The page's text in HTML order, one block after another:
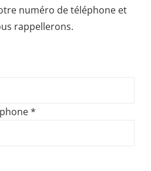
numéro de téléphone et
rappellerons.
*